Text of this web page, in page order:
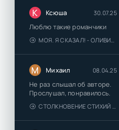
К Ксюша 30.07.25
Люблю такие романчики
МОЯ. Я СКАЗАЛ! - ОЛИВИЯ ЛЕЙК
М Михаил 08.04.25
Не раз слышал об авторе.
Прослушал, понравилось.
СТОЛКНОВЕНИЕ СТИХИЙ - ВАЛЕРИЙ ГУМИНСКИЙ